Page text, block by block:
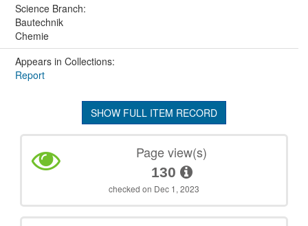
Science Branch:
Bautechnik
Chemie
Appears in Collections:
Report
SHOW FULL ITEM RECORD
Page view(s)
130
checked on Dec 1, 2023